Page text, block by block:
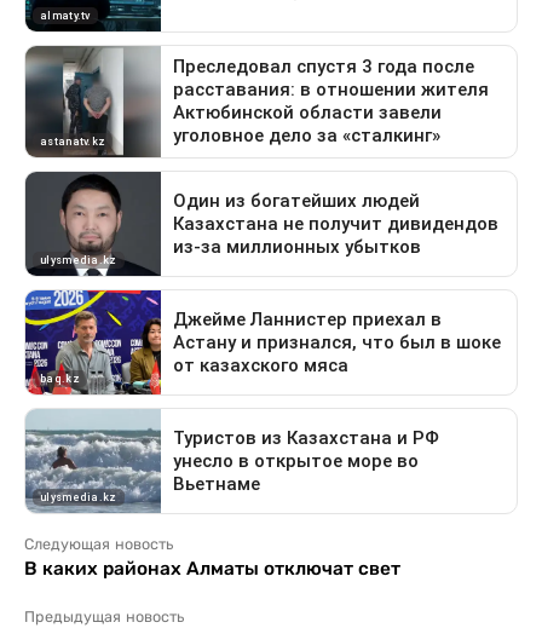
Следующая новость
В каких районах Алматы отключат свет
Предыдущая новость